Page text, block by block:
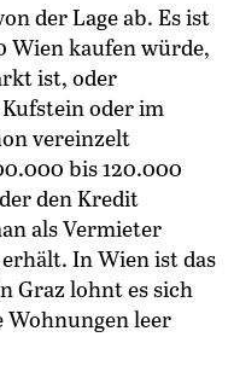
der Lage ab. Es ist
Wien kaufen würde,
ist, oder
oder im
­vereinzelt
bis 120.000
den Kredit
als Vermieter
In Wien ist das
Graz lohnt es sich
leer